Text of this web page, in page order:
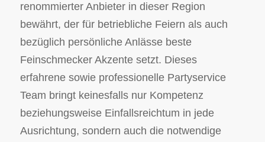
renommierter Anbieter in dieser Region
bewährt, der für betriebliche Feiern als auch
bezüglich persönliche Anlässe beste
Feinschmecker Akzente setzt. Dieses
erfahrene sowie professionelle Partyservice
Team bringt keinesfalls nur Kompetenz
beziehungsweise Einfallsreichtum in jede
Ausrichtung, sondern auch die notwendige